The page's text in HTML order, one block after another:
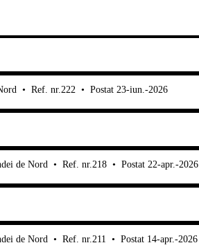
• Ref. nr.222 • Postat 23-iun.-2026
de Nord • Ref. nr.218 • Postat 22-apr.-2026
de Nord • Ref. nr.211 • Postat 14-apr.-2026